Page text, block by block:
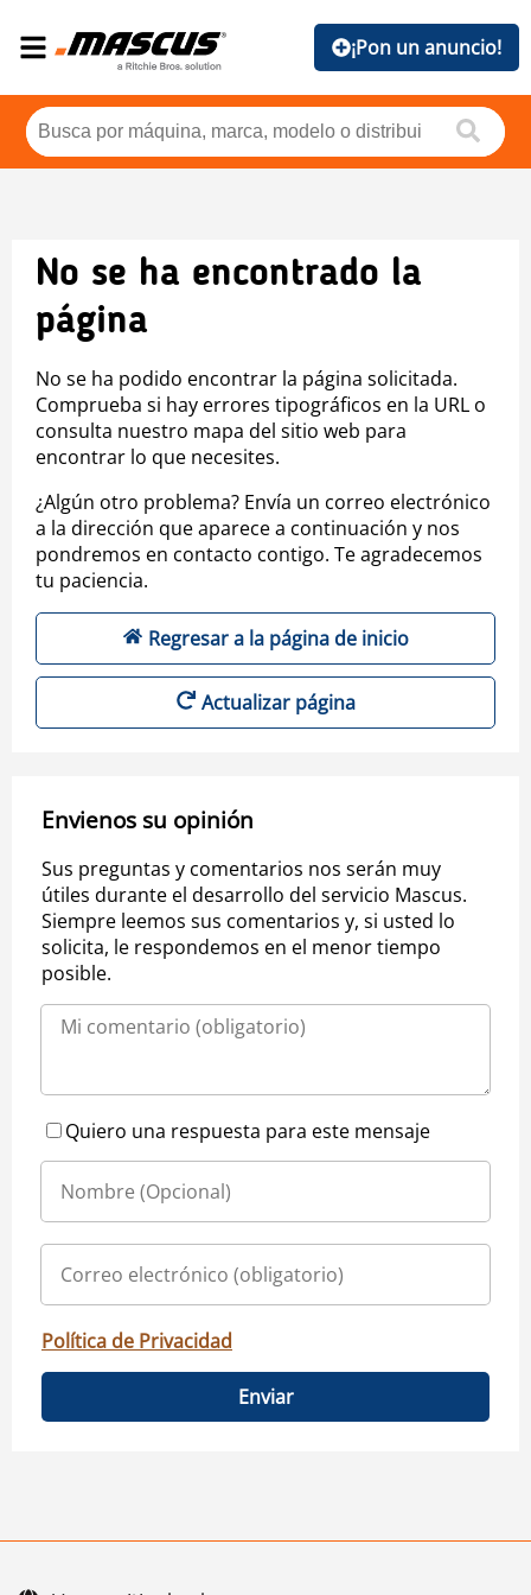
¡Pon un anuncio!
No se ha encontrado la
página
No se ha podido encontrar la página solicitada.
Comprueba si hay errores tipográficos en la URL o
consulta nuestro mapa del sitio web para
encontrar lo que necesites.
¿Algún otro problema? Envía un correo electrónico
a la dirección que aparece a continuación y nos
pondremos en contacto contigo. Te agradecemos
tu paciencia.
Regresar a la página de inicio
Actualizar página
Envienos su opinión
Sus preguntas y comentarios nos serán muy
útiles durante el desarrollo del servicio Mascus.
Siempre leemos sus comentarios y, si usted lo
solicita, le respondemos en el menor tiempo
posible.
Quiero una respuesta para este mensaje
Política de Privacidad
Enviar